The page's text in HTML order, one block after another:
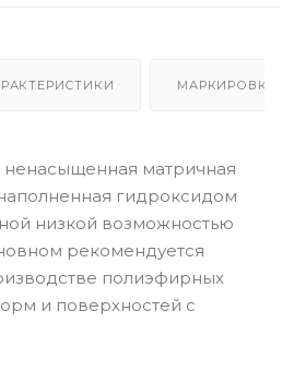
МАРКИРОВКА
ненасыщенная матричная
гидроксидом
низкой возможностью
рекомендуется
полиэфирных
и поверхностей с